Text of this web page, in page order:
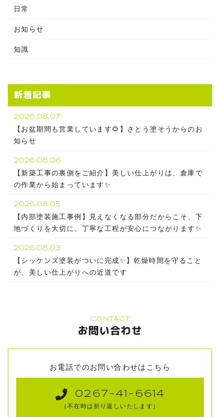
日常
お知らせ
知識
新着記事
2026.08.07
【お盆期間も営業しています🌻】さとう塗そうからのお
知らせ
2026.08.06
【新築工事の裏側をご紹介】美しい仕上がりは、倉庫で
の作業から始まっています✨
2026.08.05
【内部塗装施工事例】見えなくなる部分だからこそ、下
地づくりを大切に。丁寧な工程が安心につながります✨
2026.08.03
【シッケンズ塗装がついに完成✨】乾燥時間を守ること
が、美しい仕上がりへの近道です
CONTACT
お問い合わせ
お電話でのお問い合わせはこちら
0267-41-6614
（不在時は折り返しいたします）